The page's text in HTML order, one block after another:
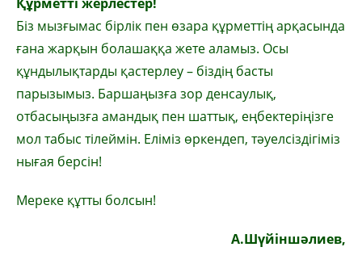
Біз мызғымас бірлік пен өзара құрметтің арқасында
ғана жарқын болашаққа жете аламыз. Осы
құндылықтарды қастерлеу – біздің басты
парызымыз. Баршаңызға зор денсаулық,
отбасыңызға амандық пен шаттық, еңбектеріңізге
мол табыс тілеймін. Еліміз өркендеп, тәуелсіздігіміз
нығая берсін!
Мереке құтты болсын!
А.Шүйіншәлиев,